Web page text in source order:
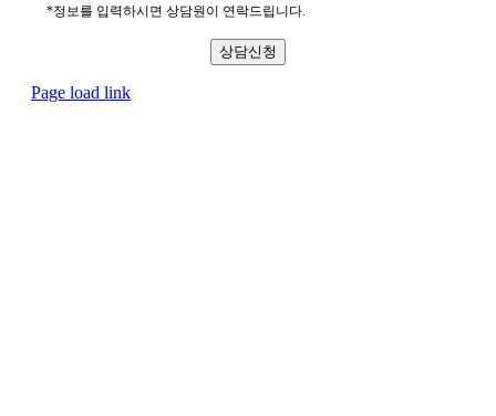
*정보를 입력하시면 상담원이 연락드립니다.
Page load link